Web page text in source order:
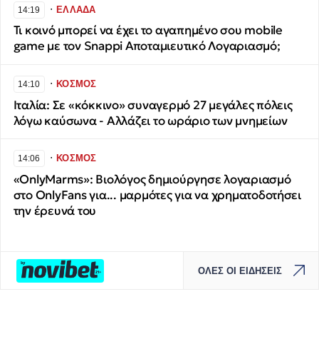
14:19 ∙ΕΛΛΑΔΑ
Τι κοινό μπορεί να έχει το αγαπημένο σου mobile
game με τον Snappi Αποταμιευτικό Λογαριασμό;
14:10 ∙ΚΟΣΜΟΣ
Ιταλία: Σε «κόκκινο» συναγερμό 27 μεγάλες πόλεις
λόγω καύσωνα - Αλλάζει το ωράριο των μνημείων
14:06 ∙ΚΟΣΜΟΣ
«OnlyMarms»: Βιολόγος δημιούργησε λογαριασμό
στο OnlyFans για... μαρμότες για να χρηματοδοτήσει
την έρευνά του
ΟΛΕΣ ΟΙ ΕΙΔΗΣΕΙΣ